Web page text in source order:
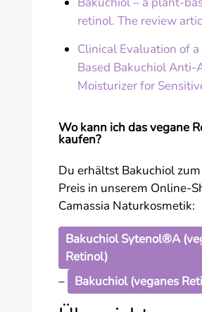
retinol. The review
Clinical Evaluation of
Based Bakuchiol Anti-
Moisturizer for
Wo kann ich das vegane
kaufen?
Du erhältst Bakuchiol
Preis in unserem Online-
Camassia Naturkosmetik:
Bakuchiol Sytenol®A
Retinol)
–
Bakuchiol (veganes